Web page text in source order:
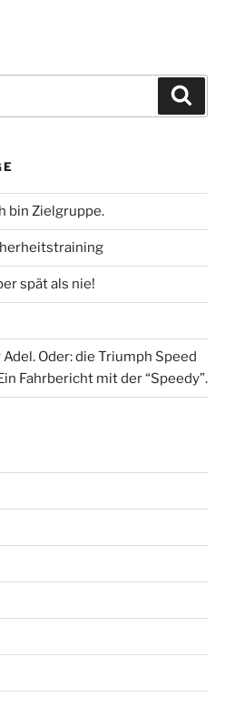
bin Zielgruppe.
spät als nie!
Oder: die Triumph Speed
Fahrbericht mit der “Speedy”.